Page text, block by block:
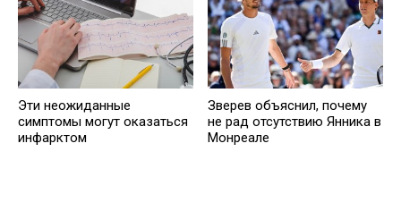
Эти неожиданные
симптомы могут оказаться
инфарктом
Зверев объяснил, почему
не рад отсутствию Янника в
Монреале